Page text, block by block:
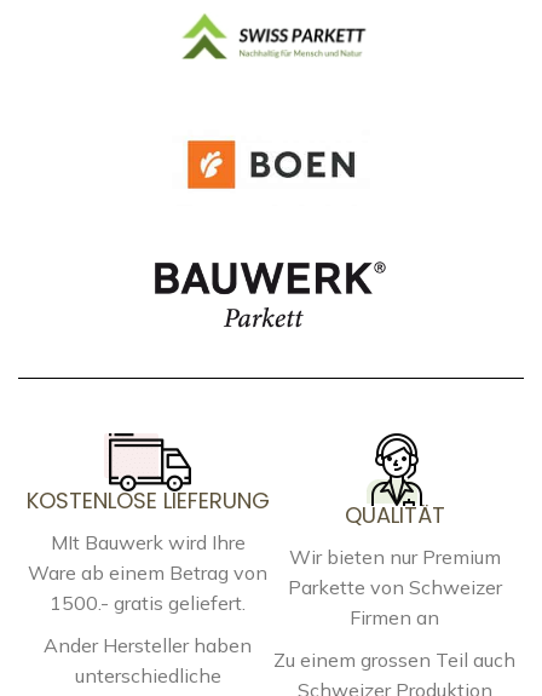
KOSTENLOSE LIEFERUNG
MIt Bauwerk wird Ihre
Ware ab einem Betrag von
1500.- gratis geliefert.
Ander Hersteller haben
unterschiedliche
QUALITÄT
Wir bieten nur Premium
Parkette von Schweizer
Firmen an
Zu einem grossen Teil auch
Schweizer Produktion